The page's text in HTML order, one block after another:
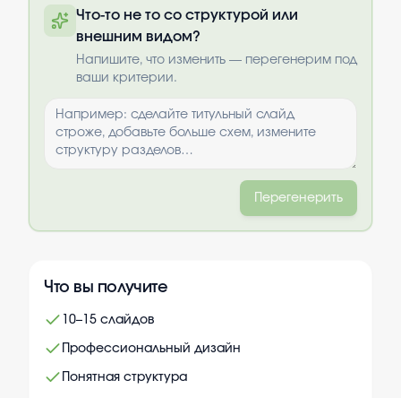
по почте после оплаты
Что-то не то со структурой или
внешним видом?
Напишите, что изменить — перегенерим под
ваши критерии.
Перегенерить
Что вы получите
10–15 слайдов
Профессиональный дизайн
Понятная структура